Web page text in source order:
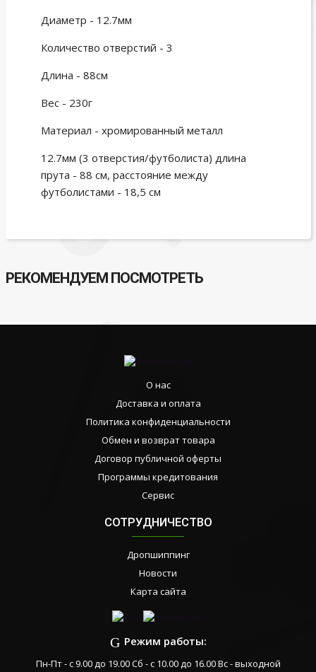
Диаметр - 12.7мм
Количество отверстий - 3
Длина - 88см
Вес - 230г
Материал - хромированный металл
12.7мм (3 отверстия/футболиста) длина
прута - 88 см, расстояние между
футболистами - 18,5 см
РЕКОМЕНДУЕМ ПОСМОТРЕТЬ
О нас
Доставка и оплата
Политика конфиденциальности
Обмен и возврат товара
Договор публичной оферты
Программы кредитования
Сервис
СОТРУДНИЧЕСТВО
Дропшиппинг
Новости
Карта сайта
Режим работы:
Пн-Пт - с 9.00 до 19.00 Сб - с 10.00 до 16.00 Вс - выходной